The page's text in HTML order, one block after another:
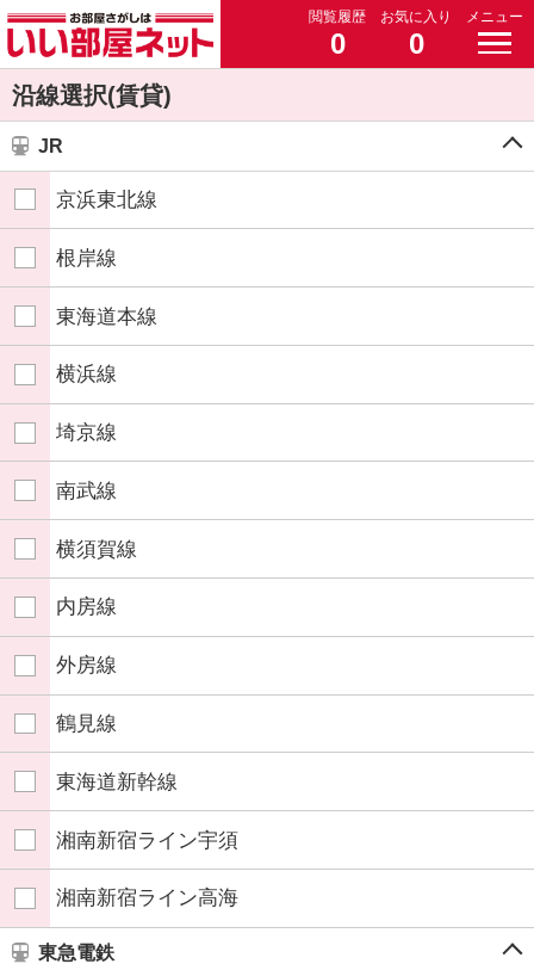
閲覧履歴
0
お気に入り
0
メニュー
沿線選択(賃貸)
JR
京浜東北線
根岸線
東海道本線
横浜線
埼京線
南武線
横須賀線
内房線
外房線
鶴見線
東海道新幹線
湘南新宿ライン宇須
湘南新宿ライン高海
東急電鉄